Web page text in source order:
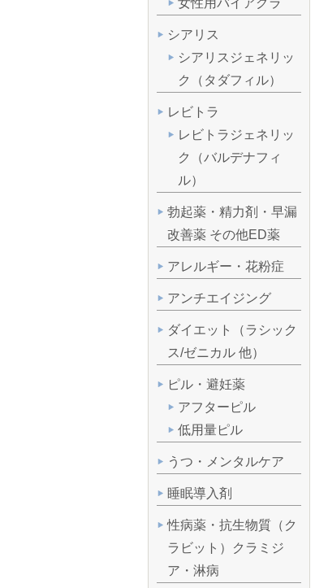
シアリス
シアリスジェネリッ
ク（タダフィル）
レビトラ
レビトラジェネリッ
ク（バルデナフィ
ル）
勃起薬・精力剤・早漏
改善薬 その他ED薬
アレルギー・花粉症
アンチエイジング
ダイエット（ラシック
ス/ゼニカル 他）
ピル・避妊薬
アフターピル
低用量ピル
うつ・メンタルケア
睡眠導入剤
性病薬・抗生物質（ク
ラビット）クラミジ
ア・淋病